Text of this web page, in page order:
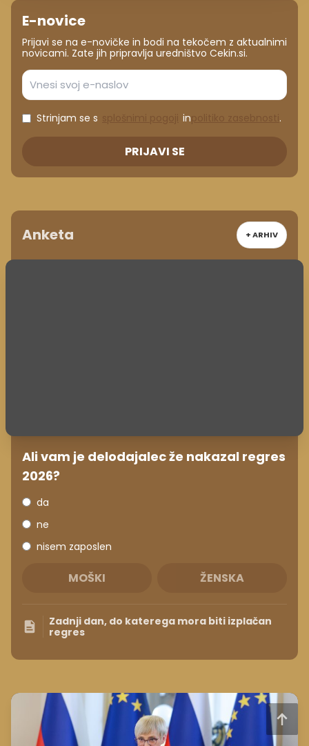
E-novice
Prijavi se na e-novičke in bodi na tekočem z aktualnimi
novicami. Zate jih pripravlja uredništvo Cekin.si.
Strinjam se s in .
PRIJAVI SE
Anketa + ARHIV
Ali vam je delodajalec že nakazal regres
2026?
da
ne
nisem zaposlen
MOŠKI ŽENSKA
Zadnji dan, do katerega mora biti izplačan
regres